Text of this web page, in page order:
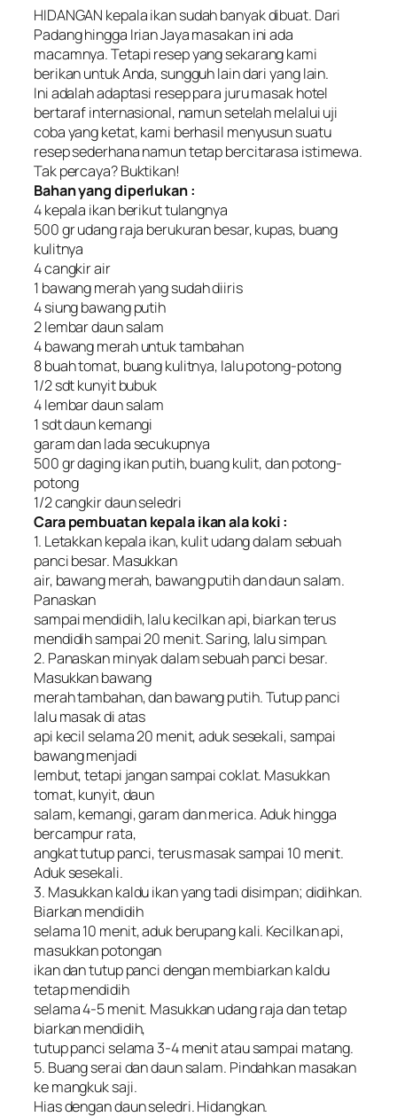
HIDANGAN kepala ikan sudah banyak dibuat. Dari
Padang hingga Irian Jaya masakan ini ada
macamnya. Tetapi resep yang sekarang kami
berikan untuk Anda, sungguh lain dari yang lain.
Ini adalah adaptasi resep para juru masak hotel
bertaraf internasional, namun setelah melalui uji
coba yang ketat, kami berhasil menyusun suatu
resep sederhana namun tetap bercitarasa istimewa.
Tak percaya? Buktikan!
Bahan yang diperlukan :
4 kepala ikan berikut tulangnya
500 gr udang raja berukuran besar, kupas, buang
kulitnya
4 cangkir air
1 bawang merah yang sudah diiris
4 siung bawang putih
2 lembar daun salam
4 bawang merah untuk tambahan
8 buah tomat, buang kulitnya, lalu potong-potong
1/2 sdt kunyit bubuk
4 lembar daun salam
1 sdt daun kemangi
garam dan lada secukupnya
500 gr daging ikan putih, buang kulit, dan potong-
potong
1/2 cangkir daun seledri
Cara pembuatan kepala ikan ala koki :
1. Letakkan kepala ikan, kulit udang dalam sebuah
panci besar. Masukkan
air, bawang merah, bawang putih dan daun salam.
Panaskan
sampai mendidih, lalu kecilkan api, biarkan terus
mendidih sampai 20 menit. Saring, lalu simpan.
2. Panaskan minyak dalam sebuah panci besar.
Masukkan bawang
merah tambahan, dan bawang putih. Tutup panci
lalu masak di atas
api kecil selama 20 menit, aduk sesekali, sampai
bawang menjadi
lembut, tetapi jangan sampai coklat. Masukkan
tomat, kunyit, daun
salam, kemangi, garam dan merica. Aduk hingga
bercampur rata,
angkat tutup panci, terus masak sampai 10 menit.
Aduk sesekali.
3. Masukkan kaldu ikan yang tadi disimpan; didihkan.
Biarkan mendidih
selama 10 menit, aduk berupang kali. Kecilkan api,
masukkan potongan
ikan dan tutup panci dengan membiarkan kaldu
tetap mendidih
selama 4-5 menit. Masukkan udang raja dan tetap
biarkan mendidih,
tutup panci selama 3-4 menit atau sampai matang.
5. Buang serai dan daun salam. Pindahkan masakan
ke mangkuk saji.
Hias dengan daun seledri. Hidangkan.